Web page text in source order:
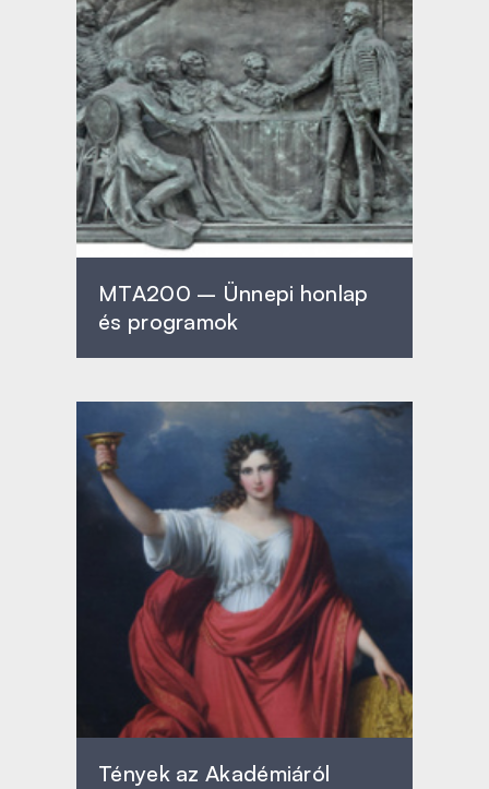
MTA200 – Ünnepi honlap
és programok
Tények az Akadémiáról